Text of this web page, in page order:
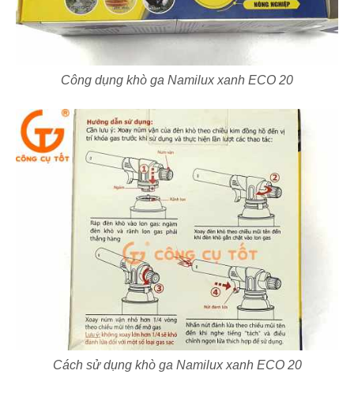
Công dụng khò ga Namilux xanh ECO 20
Cách sử dụng khò ga Namilux xanh ECO 20